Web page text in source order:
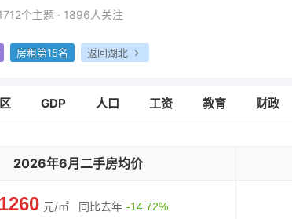
个主题 · 1896人关注
房租第15名 返回湖北
GDP 人口 工资 教育 财政
2026年6月二手房均价
元/㎡ 同比去年 -14.72%